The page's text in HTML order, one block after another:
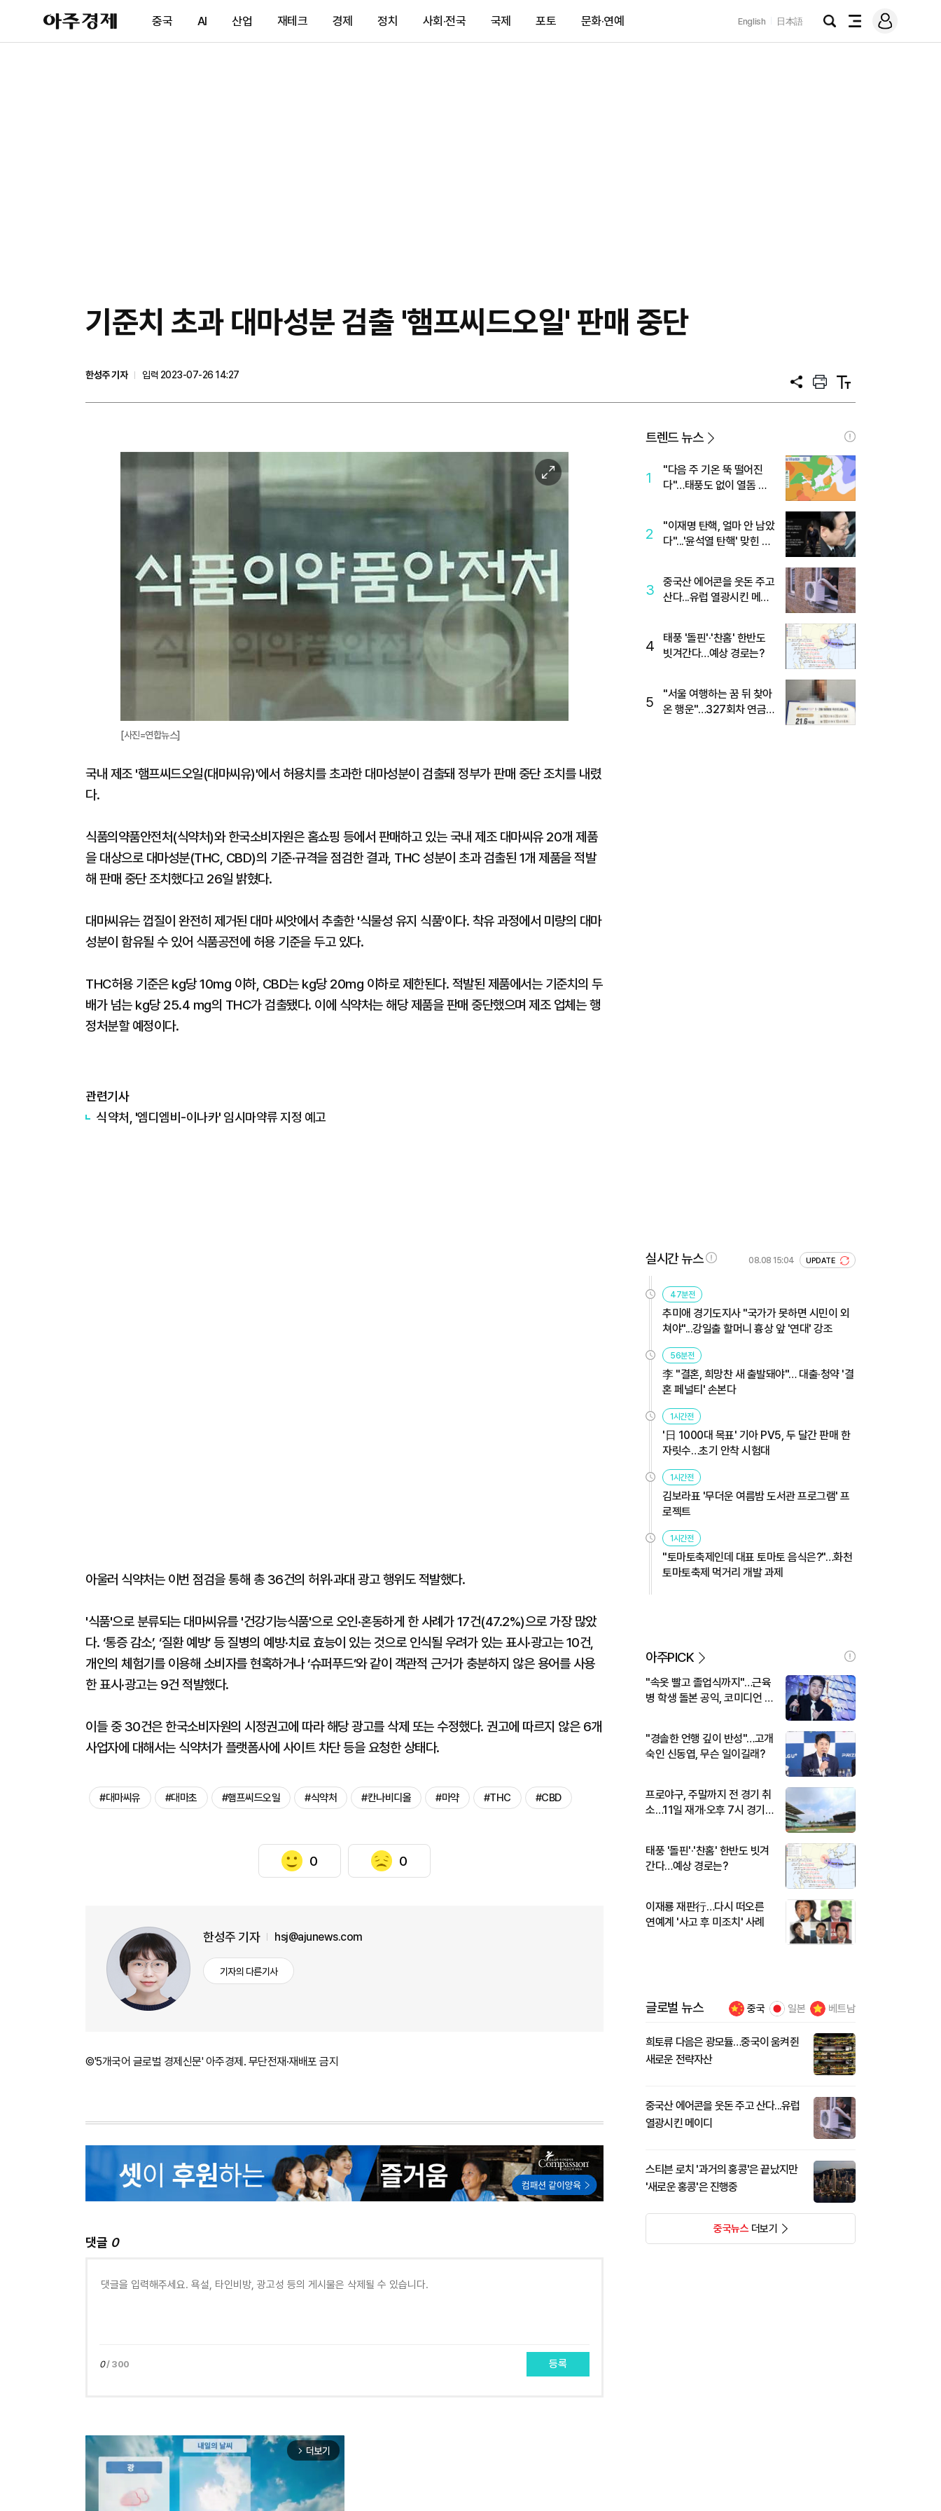
아
주
제
중국 AI 산업 재테크 경제 정치 사회·전국 국제 포토 문화·연예 English 日本語
검
전
메
그
​기준치 초과 대마성분 검출 '햄프씨드오일' 판매 중단
한성주 기자
입력 2023-07-26 14:27
공
프
트
텍
트
이
미
지
대
[사진=연합뉴스]
국내 제조 '햄프씨드오일(대마씨유)'에서 허용치를 초과한 대마성분이 검출돼 정부가 판매 중단 조치를 내렸
다.
식품의약품안전처(식약처)와 한국소비자원은 홈쇼핑 등에서 판매하고 있는 국내 제조 대마씨유 20개 제품
을 대상으로 대마성분(THC, CBD)의 기준·규격을 점검한 결과, THC 성분이 초과 검출된 1개 제품을 적발
해 판매 중단 조치했다고 26일 밝혔다.
대마씨유는 껍질이 완전히 제거된 대마 씨앗에서 추출한 '식물성 유지 식품'이다. 착유 과정에서 미량의 대마
성분이 함유될 수 있어 식품공전에 허용 기준을 두고 있다.
THC허용 기준은 kg당 10mg 이하, CBD는 kg당 20mg 이하로 제한된다. 적발된 제품에서는 기준치의 두
배가 넘는 kg당 25.4 mg의 THC가 검출됐다. 이에 식약처는 해당 제품을 판매 중단했으며 제조 업체는 행
정처분할 예정이다.
관련기사
​식약처, '엠디엠비-이나카' 임시마약류 지정 예고
아울러 식약처는 이번 점검을 통해 총 36건의 허위·과대 광고 행위도 적발했다.
'식품'으로 분류되는 대마씨유를 '건강기능식품'으로 오인·혼동하게 한 사례가 17건(47.2%)으로 가장 많았
다. ‘통증 감소’, ‘질환 예방’ 등 질병의 예방·치료 효능이 있는 것으로 인식될 우려가 있는 표시·광고는 10건,
개인의 체험기를 이용해 소비자를 현혹하거나 ‘슈퍼푸드’와 같이 객관적 근거가 충분하지 않은 용어를 사용
한 표시·광고는 9건 적발했다.
이들 중 30건은 한국소비자원의 시정권고에 따라 해당 광고를 삭제 또는 수정했다. 권고에 따르지 않은 6개
사업자에 대해서는 식약처가 플랫폼사에 사이트 차단 등을 요청한 상태다.
#대마씨유 #대마초 #햄프씨드오일 #식약처 #칸나비디올 #마약 #THC #CBD
0 0
한성주 기자 hsj@ajunews.com
기자의 다른기사
©'5개국어 글로벌 경제신문' 아주경제. 무단전재·재배포 금지
댓글 0
0/ 300 등록
arrow_forward_ios 더보기
트렌드 뉴스
1
"다음 주 기온 뚝 떨어진
다"…태풍도 없이 열돔 박
2
"이재명 탄핵, 얼마 안 남았
다"...'윤석열 탄핵' 맞힌 무
3
중국산 에어콘을 웃돈 주고
산다...유럽 열광시킨 메이
4
태풍 '돌핀'·'찬홈' 한반도
빗겨간다…예상 경로는?
5
"서울 여행하는 꿈 뒤 찾아
온 행운"…327회차 연금
실시간 뉴스 08.08 15:04 UPDATE
47분전
추미애 경기도지사 "국가가 못하면 시민이 외
쳐야"...강일출 할머니 흉상 앞 '연대' 강조
56분전
李 "결혼, 희망찬 새 출발돼야"… 대출·청약 '결
혼 페널티' 손본다
1시간전
'日 1000대 목표' 기아 PV5, 두 달간 판매 한
자릿수…초기 안착 시험대
1시간전
김보라표 '무더운 여름밤 도서관 프로그램' 프
로젝트
1시간전
"토마토축제인데 대표 토마토 음식은?"…화천
토마토축제 먹거리 개발 과제
아주PICK
"속옷 빨고 졸업식까지"…근육
병 학생 돌본 공익, 코미디언 김
"경솔한 언행 깊이 반성"…고개
숙인 신동엽, 무슨 일이길래?
프로야구, 주말까지 전 경기 취
소…11일 재개·오후 7시 경기
태풍 '돌핀'·'찬홈' 한반도 빗겨
간다…예상 경로는?
이재룡 재판行…다시 떠오른
연예계 '사고 후 미조치' 사례
글로벌 뉴스 중국 일본 베트남
희토류 다음은 광모듈…중국이 움켜쥔
새로운 전략자산
중국산 에어콘을 웃돈 주고 산다...유럽
열광시킨 메이디
스티븐 로치 '과거의 홍콩'은 끝났지만
'새로운 홍콩'은 진행중
중국뉴스더보기